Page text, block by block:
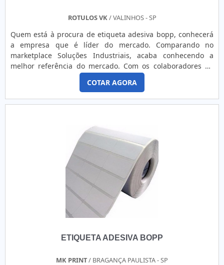
peças de automóveisSolicite seu orçamento!
ROTULOS VK / VALINHOS - SP
Quem está à procura de etiqueta adesiva bopp, conhecerá
a empresa que é líder do mercado. Comparando no
marketplace Soluções Industriais, acaba conhecendo a
melhor referência do mercado. Com os colaboradores da
Rótulo VK, o cliente receberá assertividade e
comprometimento com os resultados.MAIS DETALHES
IMPORTANTES SOBRE O PRODUTOUma etiqueta adesiva
bopp é interessante para a confecção de rótulos de
COTAR AGORA
ETIQUETA ADESIVA BOPP
MK PRINT/ BRAGANÇA PAULISTA - SP